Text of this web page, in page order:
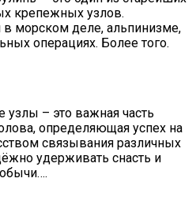
крепежных узлов.
в морском деле, альпинизме,
операциях. Более того.
узлы – это важная часть
определяющая успех на
связывания различных
удерживать снасть и